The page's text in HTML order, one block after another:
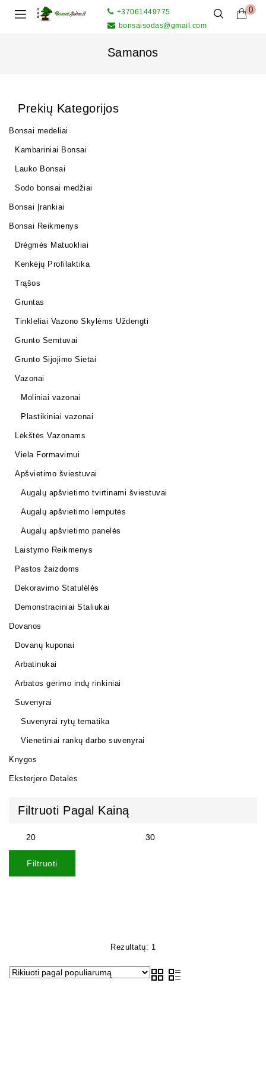
0
+37061449775
bonsaisodas@gmail.com
Samanos
Rezultatų: 1
Prekių Kategorijos
Bonsai medeliai
Kambariniai Bonsai
Lauko Bonsai
Sodo bonsai medžiai
Bonsai Įrankiai
Bonsai Reikmenys
Drėgmės Matuokliai
Kenkėjų Profilaktika
Trąšos
Gruntas
Tinkleliai Vazono Skylėms Uždengti
Grunto Semtuvai
Grunto Sijojimo Sietai
Vazonai
Moliniai vazonai
Plastikiniai vazonai
Lėkštės Vazonams
Viela Formavimui
Apšvietimo šviestuvai
Augalų apšvietimo tvirtinami šviestuvai
Augalų apšvietimo lemputės
Augalų apšvietimo panelės
Laistymo Reikmenys
Pastos žaizdoms
Dekoravimo Statulėlės
Demonstraciniai Staliukai
Dovanos
Dovanų kuponai
Arbatinukai
Arbatos gėrimo indų rinkiniai
Suvenyrai
Suvenyrai rytų tematika
Vienetiniai rankų darbo suvenyrai
Knygos
Eksterjero Detalės
Filtruoti Pagal Kainą
Filtruoti